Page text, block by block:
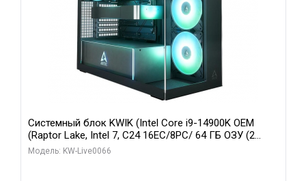
Системный блок KWIK (Intel Core i9-14900K OEM
(Raptor Lake, Intel 7, C24 16EC/8PC/ 64 ГБ ОЗУ (2
модуля)/ Gigabyte RTX5080 XTREME WATERFORCE
Модель: KW-Live0066